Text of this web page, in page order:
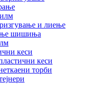
и лиење
шишиња
кеси
кеси
торби